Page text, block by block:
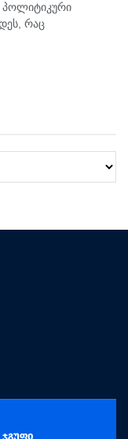
პოლიტიკური
რაც
რეგიონებს უნდა
ჯგუფი